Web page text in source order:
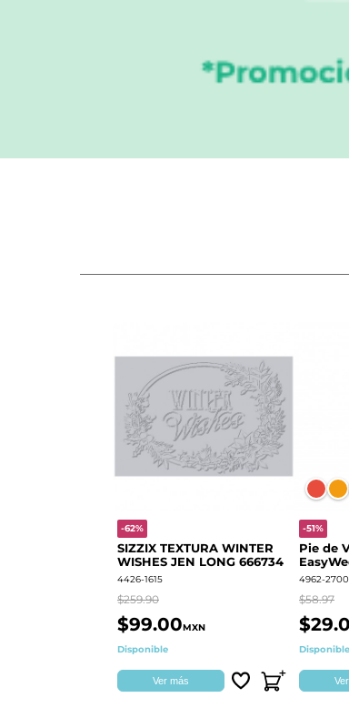
-62%
SIZZIX TEXTURA WINTER
WISHES JEN LONG 666734
4426-1615
$259.90
$99.00MXN
Disponible
Ver más
-51%
Pie de
4962-2700
$58.97
Disponible